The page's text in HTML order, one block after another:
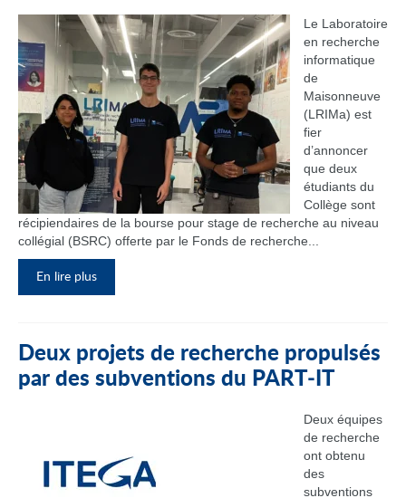
Le Laboratoire
en recherche
informatique
de
Maisonneuve
(LRIMa) est
fier
d’annoncer
que deux
étudiants du
Collège sont
récipiendaires de la bourse pour stage de recherche au niveau
collégial (BSRC) offerte par le Fonds de recherche...
En lire plus
Deux projets de recherche propulsés
par des subventions du PART‑IT
Deux équipes
de recherche
ont obtenu
des
subventions